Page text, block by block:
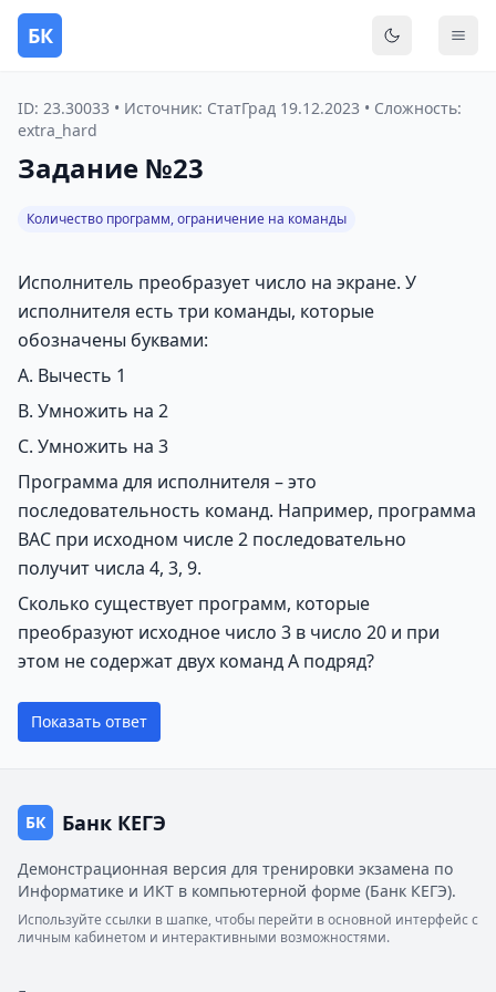
БК
ID: 23.30033 • Источник: СтатГрад 19.12.2023 • Сложность:
extra_hard
Задание №23
Количество программ, ограничение на команды
Исполнитель преобразует число на экране. У
исполнителя есть три команды, которые
обозначены буквами:
A. Вычесть 1
B. Умножить на 2
C. Умножить на 3
Программа для исполнителя – это
последовательность команд. Например, программа
BAC при исходном числе 2 последовательно
получит числа 4, 3, 9.
Сколько существует программ, которые
преобразуют исходное число 3 в число 20 и при
этом не содержат двух команд A подряд?
Показать ответ
БК Банк КЕГЭ
Демонстрационная версия для тренировки экзамена по
Информатике и ИКТ в компьютерной форме (Банк КЕГЭ).
Используйте ссылки в шапке, чтобы перейти в основной интерфейс с
личным кабинетом и интерактивными возможностями.